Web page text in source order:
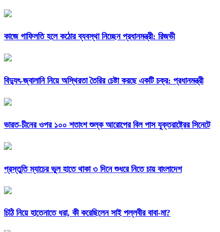
কাজে গাফিলতি হলে কঠোর ব্যবস্থা নিচ্ছেন প্রধানমন্ত্রী: রিজভী
বিদ্যুৎ-জ্বালানি নিয়ে অস্থিরতা তৈরির চেষ্টা করছে একটি চক্র: প্রধানমন্ত্রী
ভারত-চীনের ওপর ১০০ শতাংশ শুল্ক আরোপের বিল পাস যুক্তরাষ্ট্রের সিনেটে
প্রস্তুতি ম্যাচের ভুল হাতে থাকা ৩ দিনে শুধরে নিতে চায় বাংলাদেশ
চিঠি নিয়ে হাতেনাতে ধরা, কী করেছিলেন সাই পল্লবীর বাবা-মা?